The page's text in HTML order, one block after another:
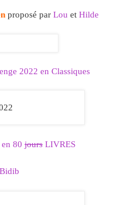
proposé par Lou et Hilde
2022 en Classiques
80 jours LIVRES
Bidib